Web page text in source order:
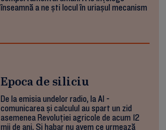
înseamnă a ne ști locul în uriașul mecanism
Epoca de siliciu
De la emisia undelor radio, la AI -
comunicarea și calculul au spart un zid
asemenea Revoluției agricole de acum 12
mii de ani. Și habar nu avem ce urmează